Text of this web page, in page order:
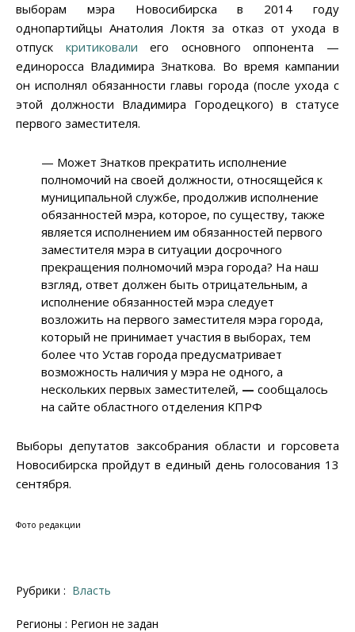
выборам мэра Новосибирска в 2014 году
однопартийцы Анатолия Локтя за отказ от ухода в
отпуск критиковали его основного оппонента —
единоросса Владимира Знаткова. Во время кампании
он исполнял обязанности главы города (после ухода с
этой должности Владимира Городецкого) в статусе
первого заместителя.
— Может Знатков прекратить исполнение
полномочий на своей должности, относящейся к
муниципальной службе, продолжив исполнение
обязанностей мэра, которое, по существу, также
является исполнением им обязанностей первого
заместителя мэра в ситуации досрочного
прекращения полномочий мэра города? На наш
взгляд, ответ должен быть отрицательным, а
исполнение обязанностей мэра следует
возложить на первого заместителя мэра города,
который не принимает участия в выборах, тем
более что Устав города предусматривает
возможность наличия у мэра не одного, а
нескольких первых заместителей, — сообщалось
на сайте областного отделения КПРФ
Выборы депутатов заксобрания области и горсовета
Новосибирска пройдут в единый день голосования 13
сентября.
Фото редакции
Рубрики : Власть
Регионы : Регион не задан